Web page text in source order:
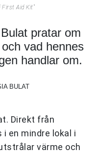
First Aid Kit''
pratar om
vad hennes
handlar om.
BULAT
Direkt från
en mindre lokal i
värme och